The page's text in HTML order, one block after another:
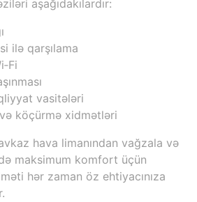
aşağıdakılardır:
ilə qarşılama
vasitələri
köçürmə xidmətləri
hava limanından vağzala və
maksimum komfort üçün
hər zaman öz ehtiyacınıza